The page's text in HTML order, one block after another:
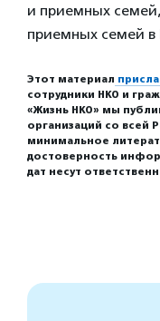
и приемных
приемных семей в
Этот материал
сотрудники НКО и
«Жизнь НКО» мы
организаций со всей
минимальное
достоверность
дат несут